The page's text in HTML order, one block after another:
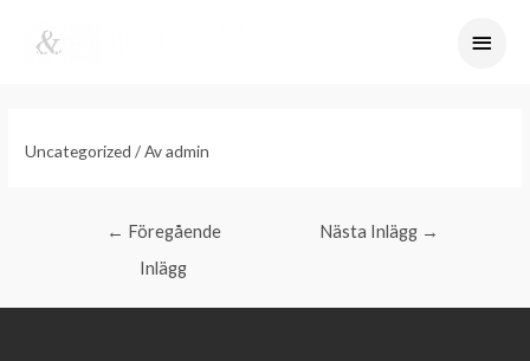
Uncategorized / Avadmin
← Föregående
Inlägg
Nästa Inlägg →